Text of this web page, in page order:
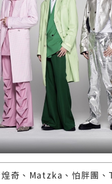
奇、Matzka、怕胖團